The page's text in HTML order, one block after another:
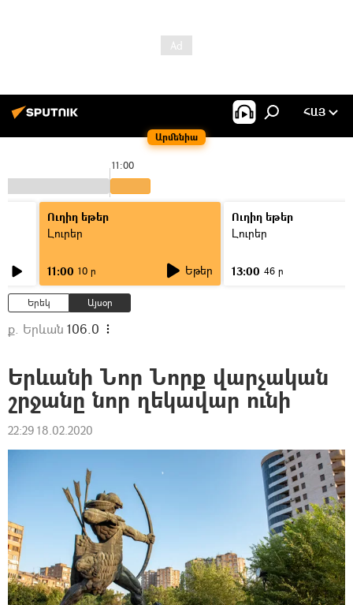
Արմենիա
ՀԱՅ
11:00
Ուղիղ եթեր
Լուրեր
11:00 10 ր Եթեր
Ուղիղ եթեր
Լուրեր
13:00 46 ր
Երեկ Այսօր
ք. Երևան 106.0
Երևանի Նոր Նորք վարչական
շրջանը նոր ղեկավար ունի
22:29 18.02.2020